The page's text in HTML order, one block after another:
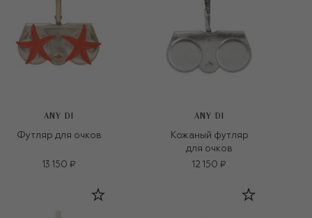
ANY DI
Футляр для очков
13 150 ₽
ANY DI
Кожаный футляр
для очков
12 150 ₽